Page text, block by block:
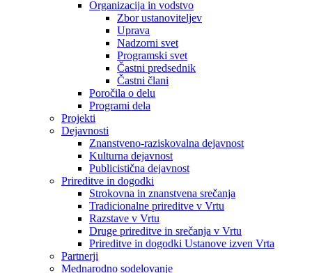
Organizacija in vodstvo
Zbor ustanoviteljev
Uprava
Nadzorni svet
Programski svet
Častni predsednik
Častni člani
Poročila o delu
Programi dela
Projekti
Dejavnosti
Znanstveno-raziskovalna dejavnost
Kulturna dejavnost
Publicistična dejavnost
Prireditve in dogodki
Strokovna in znanstvena srečanja
Tradicionalne prireditve v Vrtu
Razstave v Vrtu
Druge prireditve in srečanja v Vrtu
Prireditve in dogodki Ustanove izven Vrta
Partnerji
Mednarodno sodelovanje